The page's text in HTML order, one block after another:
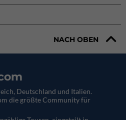
NACH OBEN
Deutschland und Italien.
die größte Community für